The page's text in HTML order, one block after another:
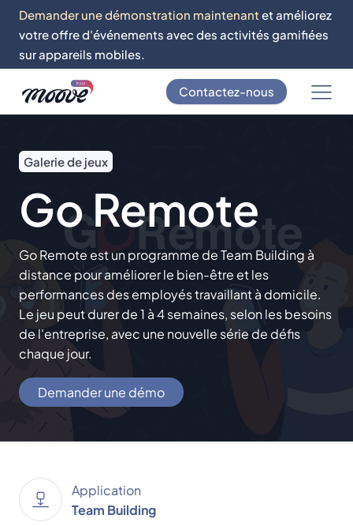
Demander une démonstration maintenant et améliorez
votre offre d'événements avec des activités gamifiées
sur appareils mobiles.
Contactez-nous
Galerie de jeux
Go Remote
Go Remote est un programme de Team Building à
distance pour améliorer le bien-être et les
performances des employés travaillant à domicile.
Le jeu peut durer de 1 à 4 semaines, selon les besoins
de l'entreprise, avec une nouvelle série de défis
chaque jour.
Demander une démo
Application
Team Building